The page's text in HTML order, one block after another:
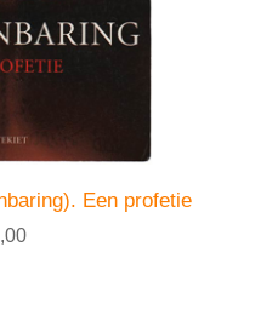
Een profetie